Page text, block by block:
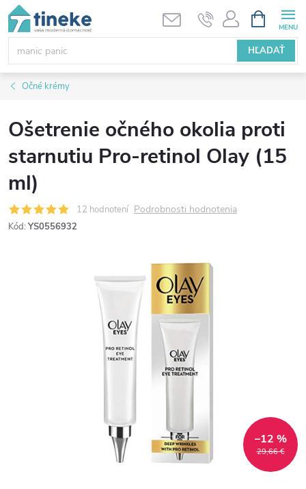
Prejsť
obsah
HĽADAŤ
KOŠÍK
Očné krémy
Ošetrenie očného okolia proti
starnutiu Pro-retinol Olay (15
ml)
12 hodnotení Podrobnosti hodnotenia
Kód: YS0556932
29,66 €
–12 %